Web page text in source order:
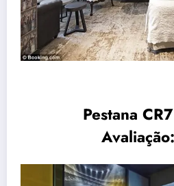
Pestana